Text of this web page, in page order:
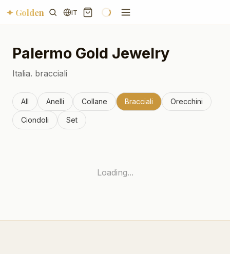
✦ Golden IT
Palermo Gold Jewelry
Italia. bracciali
All Anelli Collane Bracciali Orecchini
Ciondoli Set
Loading...